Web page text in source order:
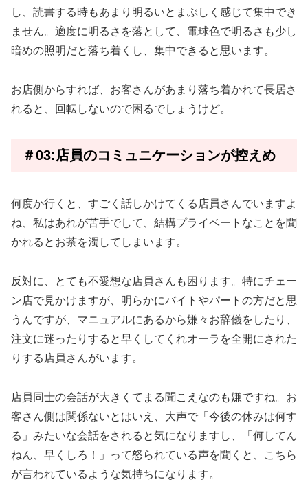
し、読書する時もあまり明るいとまぶしく感じて集中でき
ません。適度に明るさを落として、電球色で明るさも少し
暗めの照明だと落ち着くし、集中できると思います。
お店側からすれば、お客さんがあまり落ち着かれて長居さ
れると、回転しないので困るでしょうけど。
＃03:店員のコミュニケーションが控えめ
何度か行くと、すごく話しかけてくる店員さんでいますよ
ね、私はあれが苦手でして、結構プライベートなことを聞
かれるとお茶を濁してしまいます。
反対に、とても不愛想な店員さんも困ります。特にチェー
ン店で見かけますが、明らかにバイトやパートの方だと思
うんですが、マニュアルにあるから嫌々お辞儀をしたり、
注文に迷ったりすると早くしてくれオーラを全開にされた
りする店員さんがいます。
店員同士の会話が大きくてまる聞こえなのも嫌ですね。お
客さん側は関係ないとはいえ、大声で「今後の休みは何す
る」みたいな会話をされると気になりますし、「何してん
ねん、早くしろ！」って怒られている声を聞くと、こちら
が言われているような気持ちになります。